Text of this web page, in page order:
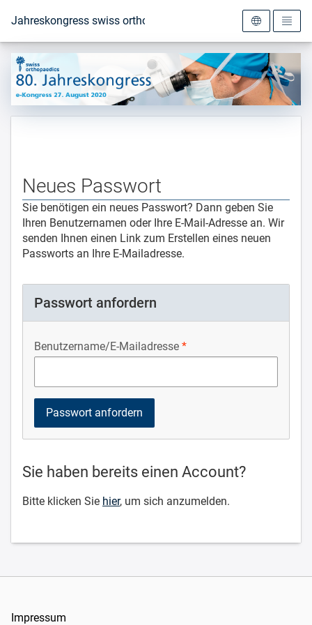
Zur Startseite
Jahreskongress swiss orthopaedics 2020
Neues Passwort
Sie benötigen ein neues Passwort? Dann geben Sie
Ihren Benutzernamen oder Ihre E-Mail-Adresse an. Wir
senden Ihnen einen Link zum Erstellen eines neuen
Passworts an Ihre E-Mailadresse.
Passwort anfordern
Benutzername/E-Mailadresse
Sie haben bereits einen Account?
Bitte klicken Sie hier, um sich anzumelden.
Impressum